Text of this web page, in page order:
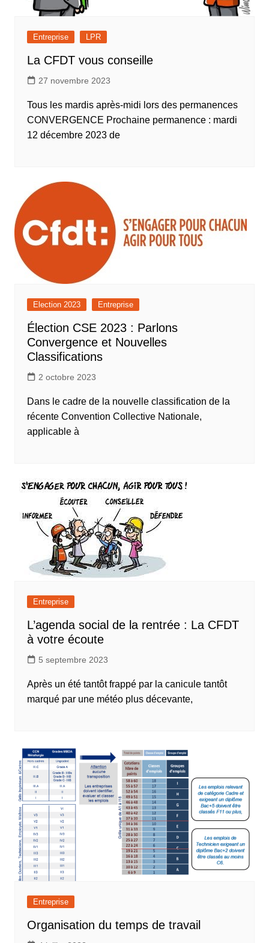
Entreprise LPR
La CFDT vous conseille
27 novembre 2023
Tous les mardis après-midi lors des permanences
CONVERGENCE Prochaine permanence : mardi
12 décembre 2023 de
Election 2023 Entreprise
Élection CSE 2023 : Parlons
Convergence et Nouvelles
Classifications
2 octobre 2023
Dans le cadre de la nouvelle classification de la
récente Convention Collective Nationale,
applicable à
Entreprise
L’agenda social de la rentrée : La CFDT
à votre écoute
5 septembre 2023
Après un été tantôt frappé par la canicule tantôt
marqué par une météo plus décevante,
Entreprise
Organisation du temps de travail